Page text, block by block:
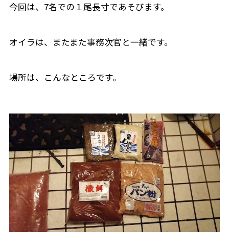
今回は、7名での１尾長寸であそびます。
オイラは、またまた事務次官と一緒です。
場所は、こんなところです。